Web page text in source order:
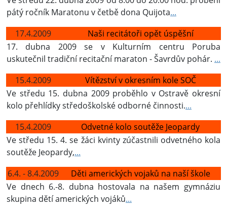
pátý ročník Maratonu v četbě dona Quijota...
17.4.2009
Naši recitátoři opět úspěšní
17. dubna 2009 se v Kulturním centru Poruba
uskutečnil tradiční recitační maraton - Šavrdův pohár. ...
15.4.2009
Vítězství v okresním kole SOČ
Ve středu 15. dubna 2009 proběhlo v Ostravě okresní
kolo přehlídky středoškolské odborné činnosti....
15.4.2009
Odvetné kolo soutěže Jeopardy
Ve středu 15. 4. se žáci kvinty zúčastnili odvetného kola
soutěže Jeopardy,...
6.4. - 8.4.2009
Děti amerických vojaků na naší škole
Ve dnech 6.-8. dubna hostovala na našem gymnáziu
skupina dětí amerických vojáků...